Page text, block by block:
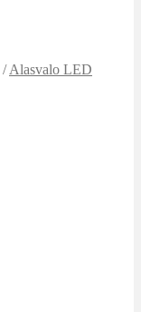
/Alasvalo LED